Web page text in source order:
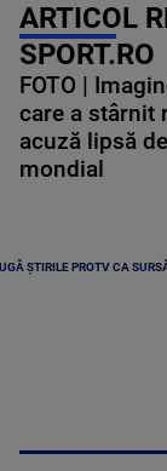
ARTICOL
SPORT.RO
FOTO |
care a stârnit
acuză lipsă
mondial
ȘTIRILE PROTV CA